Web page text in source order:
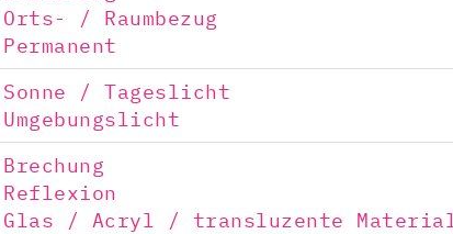
Orts- / Raumbezug
Permanent
Sonne / Tageslicht
Umgebungslicht
Brechung
Reflexion
Glas / Acryl / transluzente